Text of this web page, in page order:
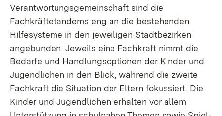
Verantwortungsgemeinschaft sind die
Fachkräftetandems eng an die bestehenden
Hilfesysteme in den jeweiligen Stadtbezirken
angebunden. Jeweils eine Fachkraft nimmt die
Bedarfe und Handlungsoptionen der Kinder und
Jugendlichen in den Blick, während die zweite
Fachkraft die Situation der Eltern fokussiert. Die
Kinder und Jugendlichen erhalten vor allem